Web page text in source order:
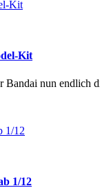
Kit
Bandai nun
1/12